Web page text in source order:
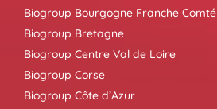
Biogroup Bourgogne Franche Comté
Biogroup Bretagne
Biogroup Centre Val de Loire
Biogroup Corse
Biogroup Côte d’Azur